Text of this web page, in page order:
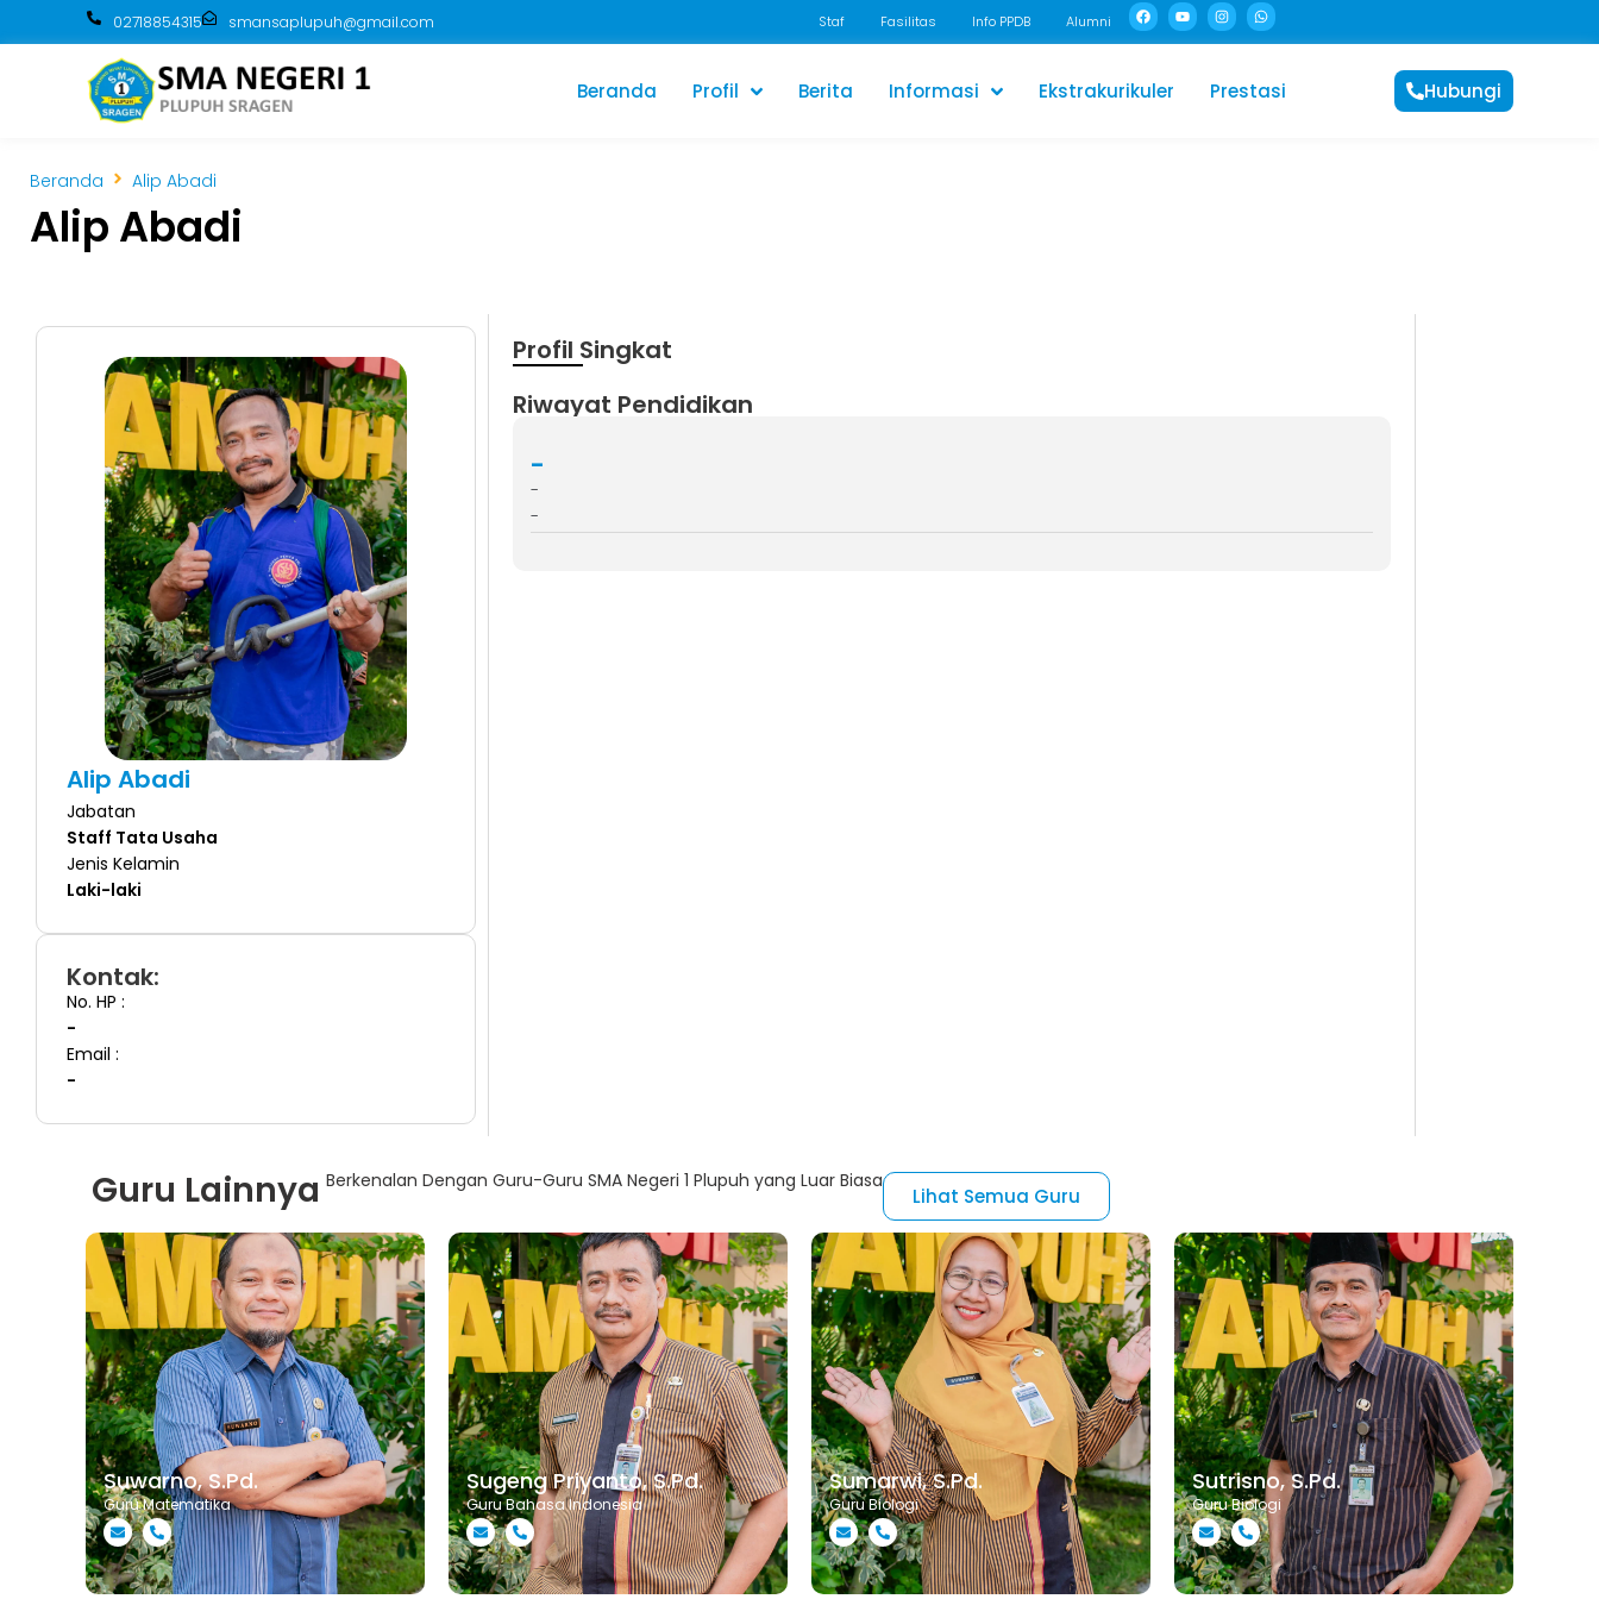
02718854315 smansaplupuh@gmail.com Staf Fasilitas Info PPDB Alumni
Beranda Profil Berita Informasi Ekstrakurikuler Prestasi Hubungi
Beranda Alip Abadi
Alip Abadi
Alip Abadi
Jabatan
Staff Tata Usaha
Jenis Kelamin
Laki-laki
Kontak:
No. HP :
-
Email :
-
Profil Singkat
Riwayat Pendidikan
-
-
-
Guru Lainnya Berkenalan Dengan Guru-Guru SMA Negeri 1 Plupuh yang Luar Biasa
Lihat Semua Guru
Suwarno, S.Pd.
Guru Matematika
Sugeng Priyanto, S.Pd.
Guru Bahasa Indonesia
Sumarwi, S.Pd.
Guru Biologi
Sutrisno, S.Pd.
Guru Biologi